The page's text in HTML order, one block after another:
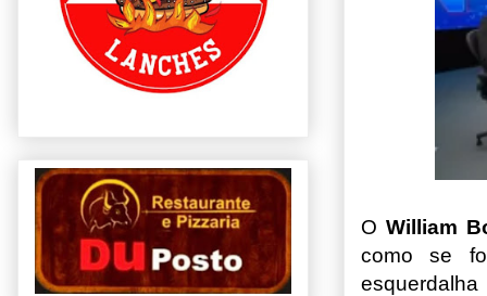
OWilliam
como se